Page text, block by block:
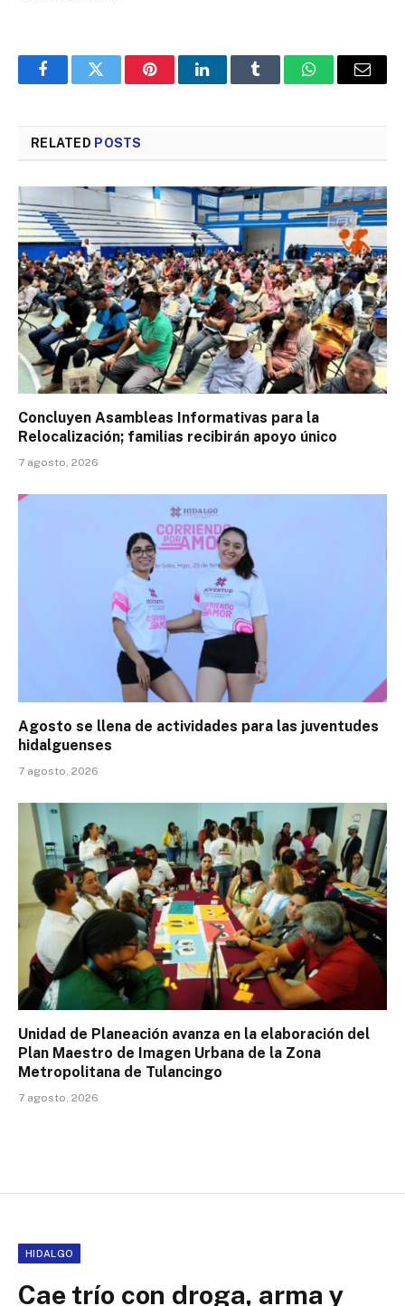
FacebookTwitter PinterestLinkedInTumblr WhatsAppEmail
RELATED POSTS
Concluyen Asambleas Informativas para la
Relocalización; familias recibirán apoyo único
7 agosto, 2026
Agosto se llena de actividades para las juventudes
hidalguenses
7 agosto, 2026
Unidad de Planeación avanza en la elaboración del
Plan Maestro de Imagen Urbana de la Zona
Metropolitana de Tulancingo
7 agosto, 2026
HIDALGO
Cae trío con droga, arma y